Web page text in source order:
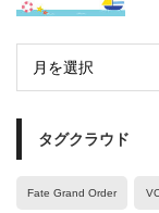
タグクラウド
Fate Grand Order